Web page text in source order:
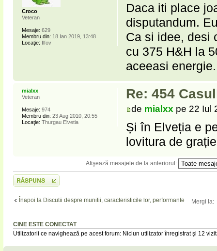
Daca iti place
disputandum.
Ca si idee, desi
cu 375 H&H la
aceeasi energie.
Croco
Veteran
Mesaje: 629
Membru din: 18 Ian 2019, 13:48
Locaţie: Ilfov
Re: 454
de mialxx pe 22 Iul
Și în Elveția e
lovitura de
mialxx
Veteran
Mesaje: 974
Membru din: 23 Aug 2010, 20:55
Locaţie: Thurgau Elvetia
Afişează mesajele de la anteriorul:
Scrie un răspuns
Înapoi la Discutii despre munitii, caracteristicile lor, performante Mergi la:
CINE ESTE CONECTAT
Utilizatorii ce navighează pe acest forum: Niciun utilizator înregistrat şi 12